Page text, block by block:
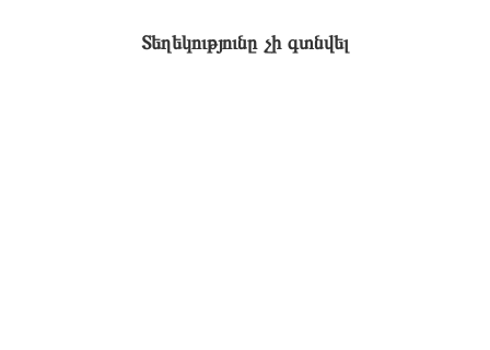
Տեղեկությունը չի գտնվել